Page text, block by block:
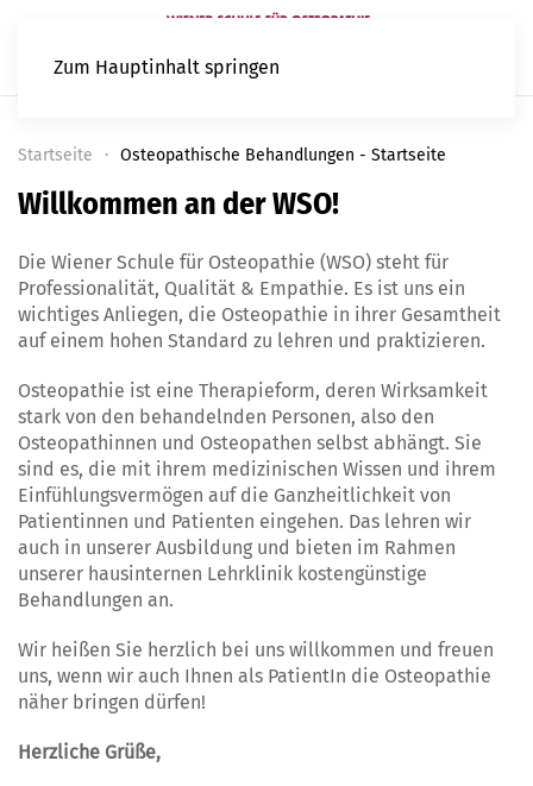
Zum Hauptinhalt springen
Startseite Osteopathische Behandlungen - Startseite
Willkommen an der WSO!
Die Wiener Schule für Osteopathie (WSO) steht für
Professionalität, Qualität & Empathie. Es ist uns ein
wichtiges Anliegen, die Osteopathie in ihrer Gesamtheit
auf einem hohen Standard zu lehren und praktizieren.
Osteopathie ist eine Therapieform, deren Wirksamkeit
stark von den behandelnden Personen, also den
Osteopathinnen und Osteopathen selbst abhängt. Sie
sind es, die mit ihrem medizinischen Wissen und ihrem
Einfühlungsvermögen auf die Ganzheitlichkeit von
Patientinnen und Patienten eingehen. Das lehren wir
auch in unserer Ausbildung und bieten im Rahmen
unserer hausinternen Lehrklinik kostengünstige
Behandlungen an.
Wir heißen Sie herzlich bei uns willkommen und freuen
uns, wenn wir auch Ihnen als PatientIn die Osteopathie
näher bringen dürfen!
Herzliche Grüße,